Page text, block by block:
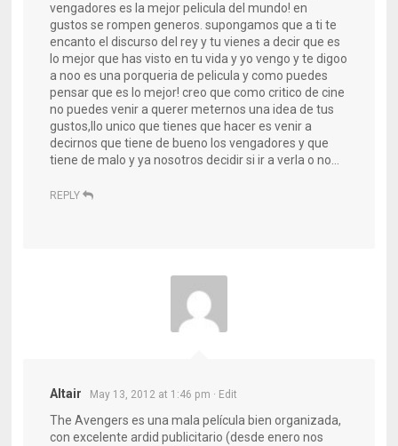
vengadores es la mejor pelicula del mundo! en
gustos se rompen generos. supongamos que a ti te
encanto el discurso del rey y tu vienes a decir que es
lo mejor que has visto en tu vida y yo vengo y te digoo
a noo es una porqueria de pelicula y como puedes
pensar que es lo mejor! creo que como critico de cine
no puedes venir a querer meternos una idea de tus
gustos,llo unico que tienes que hacer es venir a
decirnos que tiene de bueno los vengadores y que
tiene de malo y ya nosotros decidir si ir a verla o no…
REPLY
Altair May 13, 2012 at 1:46 pm · Edit
The Avengers es una mala película bien organizada,
con excelente ardid publicitario (desde enero nos